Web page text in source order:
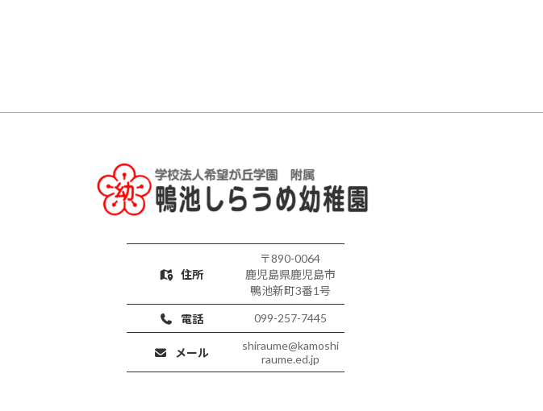
住所
〒890-0064
鹿児島県鹿児島市
鴨池新町3番1号
電話 099-257-7445
メール
shiraume@kamoshi
raume.ed.jp